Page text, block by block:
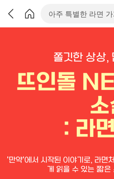
쫄깃한 상상,
뜨인돌
: 라
'만약'에서 시작된 이야기로, 라면
게 읽을 수 있는 짧은